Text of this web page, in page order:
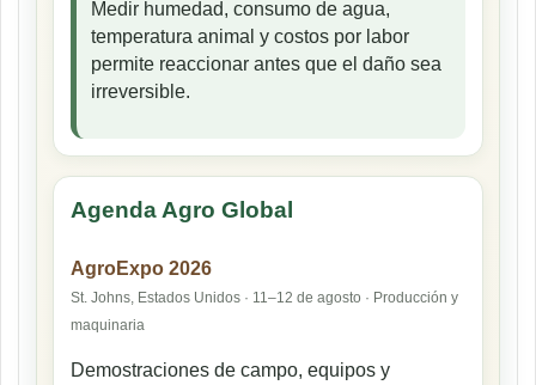
Medir humedad, consumo de agua,
temperatura animal y costos por labor
permite reaccionar antes que el daño sea
irreversible.
Agenda Agro Global
AgroExpo 2026
St. Johns, Estados Unidos · 11–12 de agosto · Producción y
maquinaria
Demostraciones de campo, equipos y